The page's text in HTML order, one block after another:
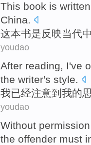
This book is written
China.
这本书是反映当代
youdao
After reading, I've
the writer's style.
我已经注意到 我的
youdao
Without permission
the offender must